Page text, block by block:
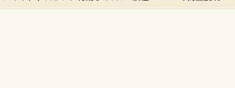
委託業者に